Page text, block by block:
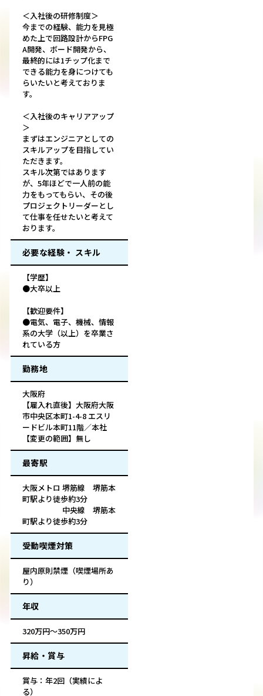
＜入社後の研修制度＞
今までの経験、能力を見極
めた上で回路設計からFPG
A開発、ボード開発から、
最終的には1チップ化まで
できる能力を身につけても
らいたいと考えておりま
す。
＜入社後のキャリアアップ
＞
まずはエンジニアとしての
スキルアップを目指してい
ただきます。
スキル次第ではあります
が、5年ほどで一人前の能
力をもってもらい、その後
プロジェクトリーダーとし
て仕事を任せたいと考えて
おります。
必要な経験・ スキル
【学歴】
●大卒以上
【歓迎要件】
●電気、電子、機械、情報
系の大学（以上）を卒業さ
れている方
勤務地
大阪府
【雇入れ直後】大阪府大阪
市中央区本町1-4-8 エスリ
ードビル本町11階／本社
【変更の範囲】無し
最寄駅
大阪メトロ 堺筋線 堺筋本
町駅より徒歩約3分
中央線 堺筋本
町駅より徒歩約3分
受動喫煙対策
屋内原則禁煙（喫煙場所あ
り）
年収
320万円～350万円
昇給・賞与
賞与：年2回（実績によ
る）